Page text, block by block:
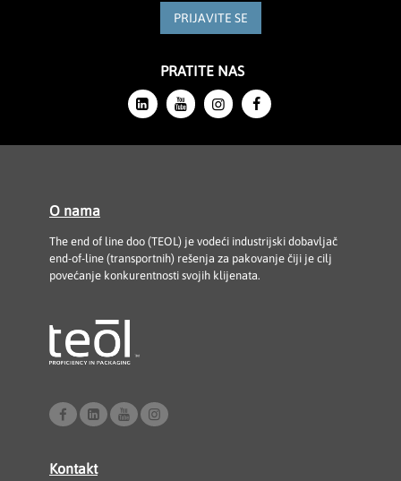
PRIJAVITE SE
PRATITE NAS
O nama
The end of line doo (TEOL) je vodeći industrijski dobavljač
end-of-line (transportnih) rešenja za pakovanje čiji je cilj
povećanje konkurentnosti svojih klijenata.
Kontakt